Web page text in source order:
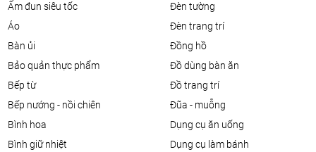
ấm đun siêu tốc
áo
bàn ủi
bảo quản thực phẩm
bếp từ
bếp nướng - nồi chiên
bình hoa
bình giữ nhiệt
đèn tường
đèn trang trí
đồng hồ
đồ dùng bàn ăn
đồ trang trí
đũa - muỗng
dụng cụ ăn uống
dụng cụ làm bánh